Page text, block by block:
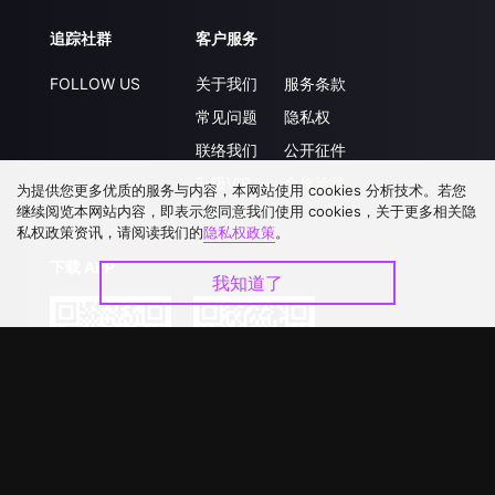
追踪社群
FOLLOW US
客户服务
关于我们
常见问题
联络我们
升级VIP
服务条款
隐私权
公开征件
合作洽談
下载 APP
为提供您更多优质的服务与内容，本网站使用 cookies 分析技术。若您
继续阅览本网站内容，即表示您同意我们使用 cookies，关于更多相关隐
私权政策资讯，请阅读我们的隐私权政策。
我知道了